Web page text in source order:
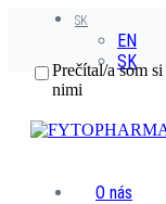
SK
EN
SK
O nás
Prečítal/a som si
nimi